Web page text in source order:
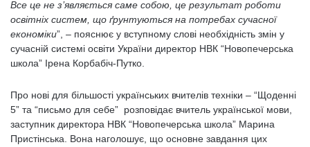
Все це не з’являється саме собою, це результат роботи
освітніх систем, що ґрунтуються на потребах сучасної
економіки”, – пояснює у вступному слові необхідність змін у
сучасній системі освіти України директор НВК “Новопечерська
школа” Ірена Корбабіч-Путко.
Про нові для більшості українських вчителів техніки – “Щоденні
5” та “письмо для себе” розповідає вчитель української мови,
заступник директора НВК “Новопечерська школа” Марина
Пристінська. Вона наголошує, що основне завдання цих